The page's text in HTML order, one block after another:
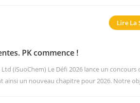
Lire La
PK commence !
(iSuoChem) Le Défi 2026 lance un concours
ainsi un nouveau chapitre pour 2026. Notre